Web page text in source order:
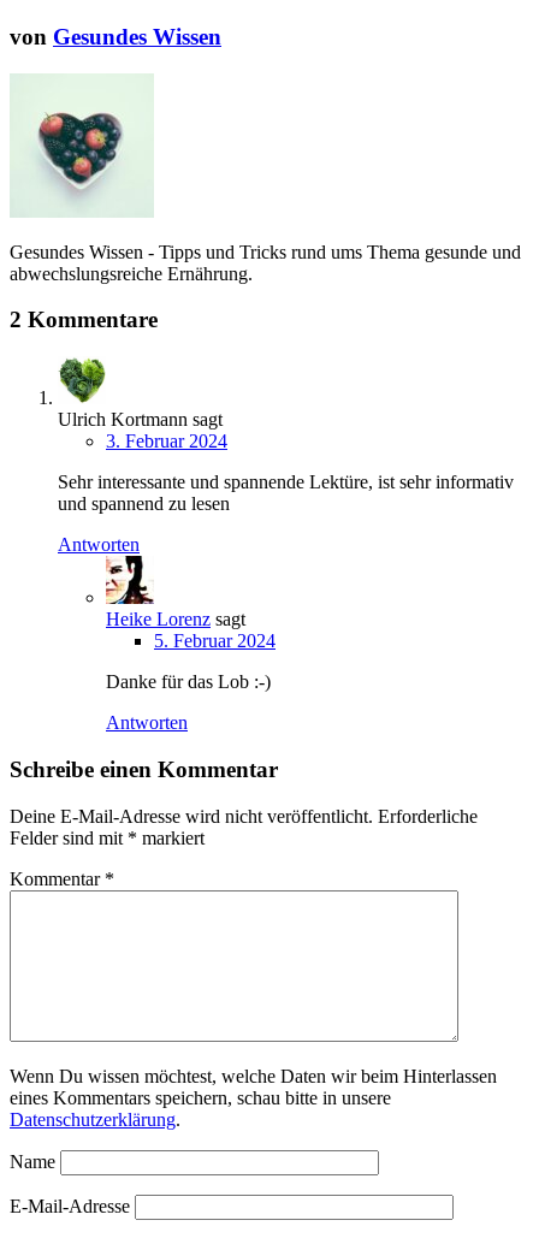
von Gesundes Wissen
Gesundes Wissen - Tipps und Tricks rund ums Thema gesunde und
abwechslungsreiche Ernährung.
2 Kommentare
Ulrich Kortmann sagt
3. Februar 2024
Sehr interessante und spannende Lektüre, ist sehr informativ
und spannend zu lesen
Antworten
Heike Lorenz sagt
5. Februar 2024
Danke für das Lob :-)
Antworten
Schreibe einen Kommentar
Deine E-Mail-Adresse wird nicht veröffentlicht. Erforderliche
Felder sind mit * markiert
Kommentar *
Wenn Du wissen möchtest, welche Daten wir beim Hinterlassen
eines Kommentars speichern, schau bitte in unsere
Datenschutzerklärung.
Name
E-Mail-Adresse